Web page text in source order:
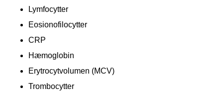
Lymfocytter
Eosionofilocytter
CRP
Hæmoglobin
Erytrocytvolumen (MCV)
Trombocytter